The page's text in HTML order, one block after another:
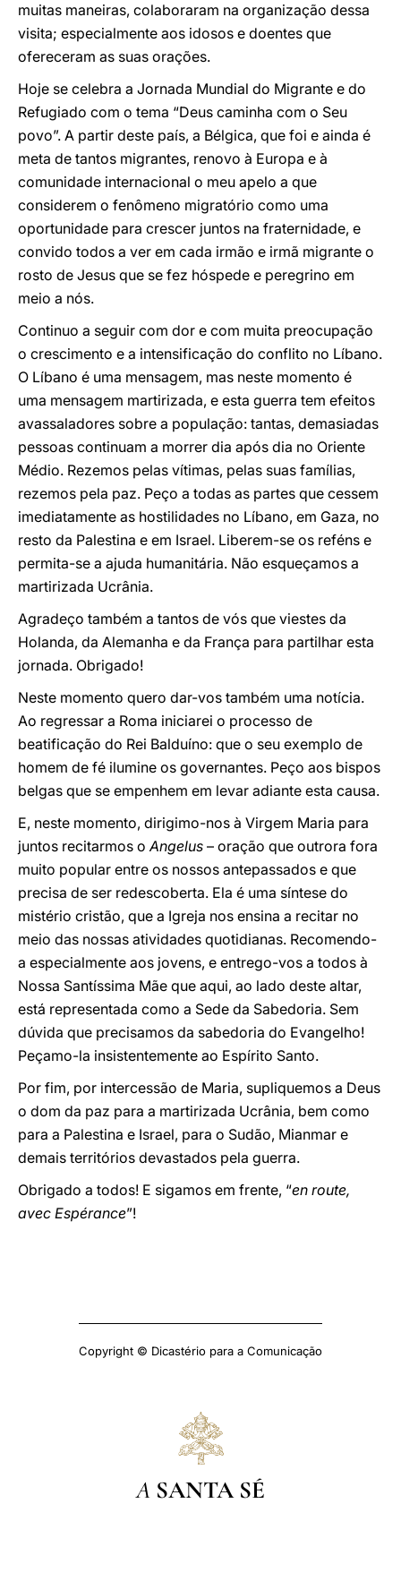
muitas maneiras, colaboraram na organização dessa
visita; especialmente aos idosos e doentes que
ofereceram as suas orações.
Hoje se celebra a Jornada Mundial do Migrante e do
Refugiado com o tema “Deus caminha com o Seu
povo”. A partir deste país, a Bélgica, que foi e ainda é
meta de tantos migrantes, renovo à Europa e à
comunidade internacional o meu apelo a que
considerem o fenômeno migratório como uma
oportunidade para crescer juntos na fraternidade, e
convido todos a ver em cada irmão e irmã migrante o
rosto de Jesus que se fez hóspede e peregrino em
meio a nós.
Continuo a seguir com dor e com muita preocupação
o crescimento e a intensificação do conflito no Líbano.
O Líbano é uma mensagem, mas neste momento é
uma mensagem martirizada, e esta guerra tem efeitos
avassaladores sobre a população: tantas, demasiadas
pessoas continuam a morrer dia após dia no Oriente
Médio. Rezemos pelas vítimas, pelas suas famílias,
rezemos pela paz. Peço a todas as partes que cessem
imediatamente as hostilidades no Líbano, em Gaza, no
resto da Palestina e em Israel. Liberem-se os reféns e
permita-se a ajuda humanitária. Não esqueçamos a
martirizada Ucrânia.
Agradeço também a tantos de vós que viestes da
Holanda, da Alemanha e da França para partilhar esta
jornada. Obrigado!
Neste momento quero dar-vos também uma notícia.
Ao regressar a Roma iniciarei o processo de
beatificação do Rei Balduíno: que o seu exemplo de
homem de fé ilumine os governantes. Peço aos bispos
belgas que se empenhem em levar adiante esta causa.
E, neste momento, dirigimo-nos à Virgem Maria para
juntos recitarmos oAngelus – oração que outrora fora
muito popular entre os nossos antepassados e que
precisa de ser redescoberta. Ela é uma síntese do
mistério cristão, que a Igreja nos ensina a recitar no
meio das nossas atividades quotidianas. Recomendo-
a especialmente aos jovens, e entrego-vos a todos à
Nossa Santíssima Mãe que aqui, ao lado deste altar,
está representada como a Sede da Sabedoria. Sem
dúvida que precisamos da sabedoria do Evangelho!
Peçamo-la insistentemente ao Espírito Santo.
Por fim, por intercessão de Maria, supliquemos a Deus
o dom da paz para a martirizada Ucrânia, bem como
para a Palestina e Israel, para o Sudão, Mianmar e
demais territórios devastados pela guerra.
Obrigado a todos! E sigamos em frente, “en route,
avec Espérance”!
Copyright © Dicastério para a Comunicação
A SANTA SÉ